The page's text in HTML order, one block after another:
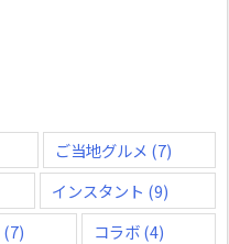
ご当地グルメ (7)
インスタント (9)
(7) コラボ(4)